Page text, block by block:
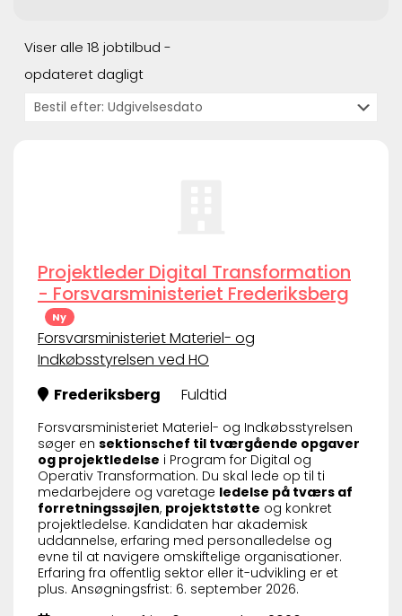
Viser alle 18 jobtilbud -
opdateret dagligt
Projektleder Digital Transformation
- Forsvarsministeriet Frederiksberg
Ny
Forsvarsministeriet Materiel- og
Indkøbsstyrelsen ved HO
Frederiksberg
Fuldtid
Forsvarsministeriet Materiel- og Indkøbsstyrelsen
søger en sektionschef til tværgående opgaver
og projektledelse i Program for Digital og
Operativ Transformation. Du skal lede op til ti
medarbejdere og varetage ledelse på tværs af
forretningssøjlen, projektstøtte og konkret
projektledelse. Kandidaten har akademisk
uddannelse, erfaring med personalledelse og
evne til at navigere omskiftelige organisationer.
Erfaring fra offentlig sektor eller it-udvikling er et
plus. Ansøgningsfrist: 6. september 2026.